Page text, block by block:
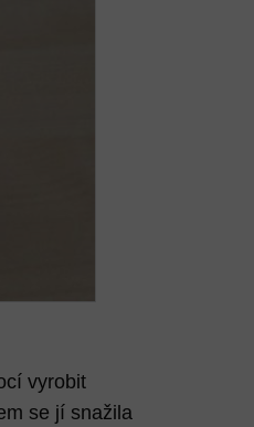
vyrobit
se jí snažila